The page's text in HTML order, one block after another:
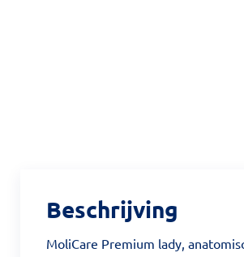
Beschrijving
MoliCare Premium lady,